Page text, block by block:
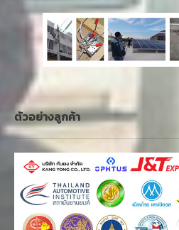
ตัวอย่างลูกค้า